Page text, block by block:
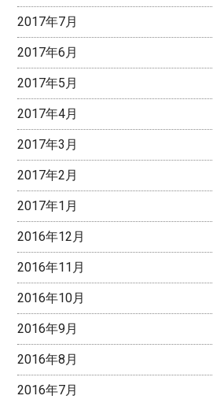
2017年7月
2017年6月
2017年5月
2017年4月
2017年3月
2017年2月
2017年1月
2016年12月
2016年11月
2016年10月
2016年9月
2016年8月
2016年7月